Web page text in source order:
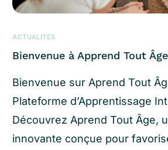
ACTUALITÉS
Bienvenue à Apprend Tout Âge
Bienvenue sur Aprend Tout
Plateforme d’Apprentissage
Découvrez Aprend Tout Âge,
innovante conçue pour